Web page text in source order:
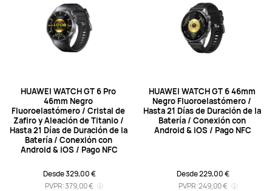
HUAWEI WATCH GT 6 Pro
46mm Negro
Fluoroelastómero / Cristal de
Zafiro y Aleación de Titanio /
Hasta 21 Días de Duración de la
Batería / Conexión con
Android & iOS / Pago NFC
Desde 329,00 €
PVPR:379,00 €
HUAWEI WATCH GT 6 46mm
Negro Fluoroelastómero /
Hasta 21 Días de Duración de la
Batería / Conexión con
Android & iOS / Pago NFC
Desde 229,00 €
PVPR:249,00 €